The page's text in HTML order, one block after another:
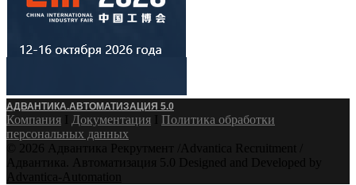
АДВАНТИКА.АВТОМАТИЗАЦИЯ 5.0
Компания Ӏ Документация Ӏ Политика обработки
персональных данных
© 2026 Адвантика Рекрутмент /Advantica Recruitment /
Адвантика. Автоматизация 5.0 Designed and Developed by
Advantica-Automation